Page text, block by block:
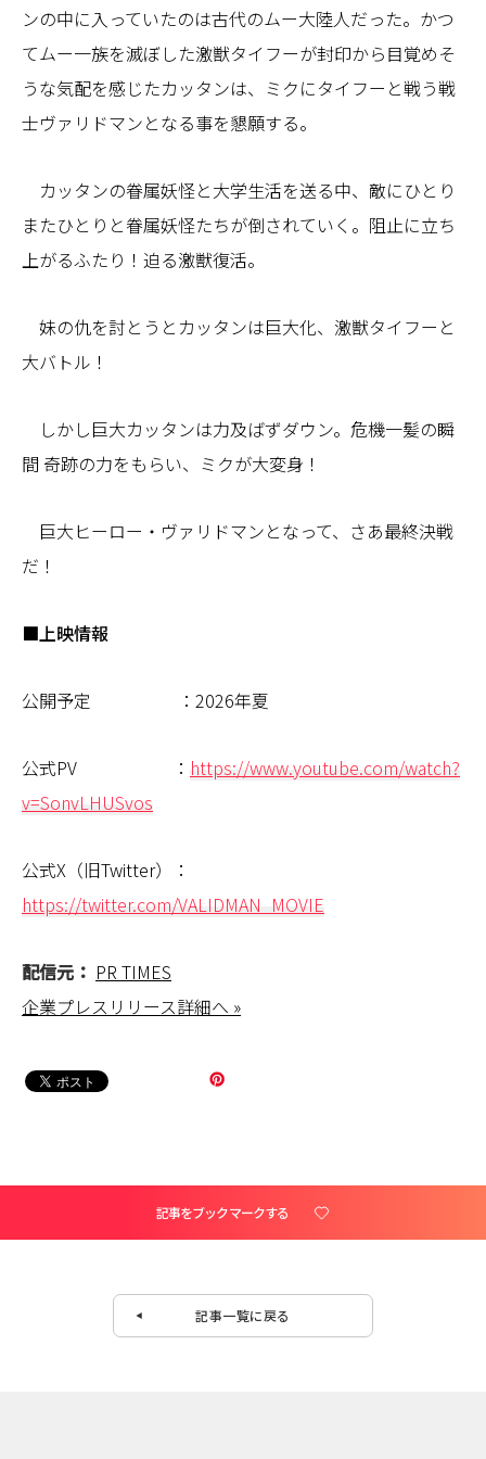
ンの中に入っていたのは古代のムー大陸人だった。かつ
てムー一族を滅ぼした激獣タイフーが封印から目覚めそ
うな気配を感じたカッタンは、ミクにタイフーと戦う戦
士ヴァリドマンとなる事を懇願する。
カッタンの眷属妖怪と大学生活を送る中、敵にひとり
またひとりと眷属妖怪たちが倒されていく。阻止に立ち
上がるふたり！迫る激獣復活。
妹の仇を討とうとカッタンは巨大化、激獣タイフーと
大バトル！
しかし巨大カッタンは力及ばずダウン。危機一髪の瞬
間 奇跡の力をもらい、ミクが大変身！
巨大ヒーロー・ヴァリドマンとなって、さあ最終決戦
だ！
■上映情報
公開予定 ：2026年夏
公式PV ： https://www.youtube.com/watch?
v=SonvLHUSvos
公式X（旧Twitter）：
https://twitter.com/VALIDMAN_MOVIE
配信元： PR TIMES
企業プレスリリース詳細へ »
記事をブックマークする
記事一覧に戻る